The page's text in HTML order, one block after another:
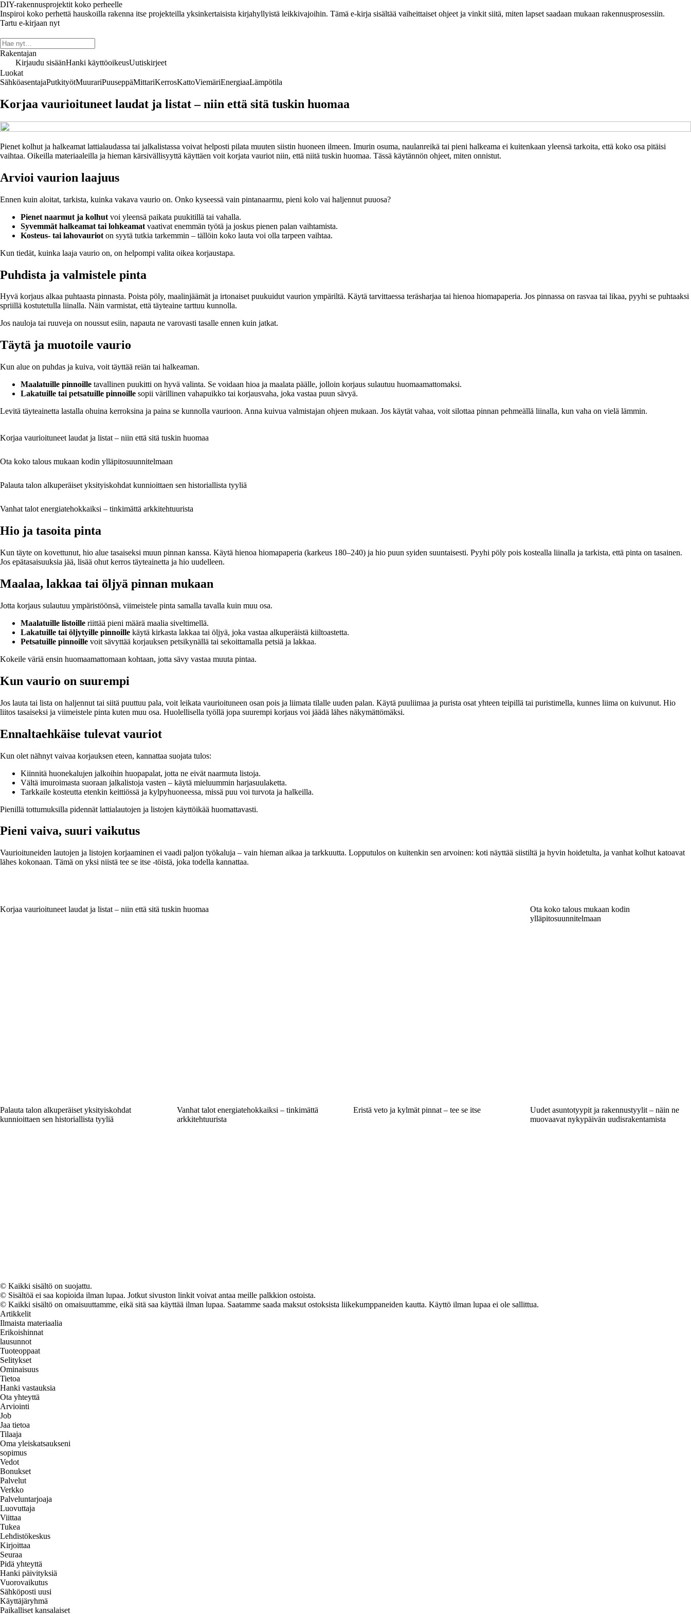
DIY-rakennusprojektit koko perheelle
Inspiroi koko perhettä hauskoilla rakenna itse projekteilla yksinkertaisista kirjahyllyistä leikkivajoihin. Tämä e-kirja sisältää vaiheittaiset ohjeet ja vinkit siitä, miten lapset saadaan mukaan rakennusprosessiin.
Tartu e-kirjaan nyt
Rakentajan
Kirjaudu sisäänHanki käyttöoikeusUutiskirjeet
Luokat
SähköasentajaPutkityötMuurariPuuseppäMittariKerrosKattoViemäriEnergiaaLämpötila
Korjaa vaurioituneet laudat ja listat – niin että sitä tuskin huomaa
Pienet kolhut ja halkeamat lattialaudassa tai jalkalistassa voivat helposti pilata muuten siistin huoneen ilmeen. Imurin osuma, naulanreikä tai pieni halkeama ei kuitenkaan yleensä tarkoita, että koko osa pitäisi
vaihtaa. Oikeilla materiaaleilla ja hieman kärsivällisyyttä käyttäen voit korjata vauriot niin, että niitä tuskin huomaa. Tässä käytännön ohjeet, miten onnistut.
Arvioi vaurion laajuus
Ennen kuin aloitat, tarkista, kuinka vakava vaurio on. Onko kyseessä vain pintanaarmu, pieni kolo vai haljennut puuosa?
Pienet naarmut ja kolhut voi yleensä paikata puukitillä tai vahalla.
Syvemmät halkeamat tai lohkeamat vaativat enemmän työtä ja joskus pienen palan vaihtamista.
Kosteus- tai lahovauriot on syytä tutkia tarkemmin – tällöin koko lauta voi olla tarpeen vaihtaa.
Kun tiedät, kuinka laaja vaurio on, on helpompi valita oikea korjaustapa.
Puhdista ja valmistele pinta
Hyvä korjaus alkaa puhtaasta pinnasta. Poista pöly, maalinjäämät ja irtonaiset puukuidut vaurion ympäriltä. Käytä tarvittaessa teräsharjaa tai hienoa hiomapaperia. Jos pinnassa on rasvaa tai likaa, pyyhi se puhtaaksi
spriillä kostutetulla liinalla. Näin varmistat, että täyteaine tarttuu kunnolla.
Jos nauloja tai ruuveja on noussut esiin, napauta ne varovasti tasalle ennen kuin jatkat.
Täytä ja muotoile vaurio
Kun alue on puhdas ja kuiva, voit täyttää reiän tai halkeaman.
Maalatuille pinnoille tavallinen puukitti on hyvä valinta. Se voidaan hioa ja maalata päälle, jolloin korjaus sulautuu huomaamattomaksi.
Lakatuille tai petsatuille pinnoille sopii värillinen vahapuikko tai korjausvaha, joka vastaa puun sävyä.
Levitä täyteainetta lastalla ohuina kerroksina ja paina se kunnolla vaurioon. Anna kuivua valmistajan ohjeen mukaan. Jos käytät vahaa, voit silottaa pinnan pehmeällä liinalla, kun vaha on vielä lämmin.
Korjaa vaurioituneet laudat ja listat – niin että sitä tuskin huomaa
Ota koko talous mukaan kodin ylläpitosuunnitelmaan
Palauta talon alkuperäiset yksityiskohdat kunnioittaen sen historiallista tyyliä
Vanhat talot energiatehokkaiksi – tinkimättä arkkitehtuurista
Hio ja tasoita pinta
Kun täyte on kovettunut, hio alue tasaiseksi muun pinnan kanssa. Käytä hienoa hiomapaperia (karkeus 180–240) ja hio puun syiden suuntaisesti. Pyyhi pöly pois kostealla liinalla ja tarkista, että pinta on tasainen.
Jos epätasaisuuksia jää, lisää ohut kerros täyteainetta ja hio uudelleen.
Maalaa, lakkaa tai öljyä pinnan mukaan
Jotta korjaus sulautuu ympäristöönsä, viimeistele pinta samalla tavalla kuin muu osa.
Maalatuille listoille riittää pieni määrä maalia siveltimellä.
Lakatuille tai öljytyille pinnoille käytä kirkasta lakkaa tai öljyä, joka vastaa alkuperäistä kiiltoastetta.
Petsatuille pinnoille voit sävyttää korjauksen petsikynällä tai sekoittamalla petsiä ja lakkaa.
Kokeile väriä ensin huomaamattomaan kohtaan, jotta sävy vastaa muuta pintaa.
Kun vaurio on suurempi
Jos lauta tai lista on haljennut tai siitä puuttuu pala, voit leikata vaurioituneen osan pois ja liimata tilalle uuden palan. Käytä puuliimaa ja purista osat yhteen teipillä tai puristimella, kunnes liima on kuivunut. Hio
liitos tasaiseksi ja viimeistele pinta kuten muu osa. Huolellisella työllä jopa suurempi korjaus voi jäädä lähes näkymättömäksi.
Ennaltaehkäise tulevat vauriot
Kun olet nähnyt vaivaa korjauksen eteen, kannattaa suojata tulos:
Kiinnitä huonekalujen jalkoihin huopapalat, jotta ne eivät naarmuta listoja.
Vältä imuroimasta suoraan jalkalistoja vasten – käytä mieluummin harjasuulaketta.
Tarkkaile kosteutta etenkin keittiössä ja kylpyhuoneessa, missä puu voi turvota ja halkeilla.
Pienillä tottumuksilla pidennät lattialautojen ja listojen käyttöikää huomattavasti.
Pieni vaiva, suuri vaikutus
Vaurioituneiden lautojen ja listojen korjaaminen ei vaadi paljon työkaluja – vain hieman aikaa ja tarkkuutta. Lopputulos on kuitenkin sen arvoinen: koti näyttää siistiltä ja hyvin hoidetulta, ja vanhat kolhut katoavat
lähes kokonaan. Tämä on yksi niistä tee se itse -töistä, joka todella kannattaa.
Korjaa vaurioituneet laudat ja listat – niin että sitä tuskin huomaa
Ota koko talous mukaan kodin
ylläpitosuunnitelmaan
Palauta talon alkuperäiset yksityiskohdat
kunnioittaen sen historiallista tyyliä
Vanhat talot energiatehokkaiksi – tinkimättä
arkkitehtuurista
Eristä veto ja kylmät pinnat – tee se itse
Uudet asuntotyypit ja rakennustyylit – näin ne
muovaavat nykypäivän uudisrakentamista
© Kaikki sisältö on suojattu.
© Sisältöä ei saa kopioida ilman lupaa. Jotkut sivuston linkit voivat antaa meille palkkion ostoista.
© Kaikki sisältö on omaisuuttamme, eikä sitä saa käyttää ilman lupaa. Saatamme saada maksut ostoksista liikekumppaneiden kautta. Käyttö ilman lupaa ei ole sallittua.
Artikkelit
Ilmaista materiaalia
Erikoishinnat
lausunnot
Tuoteoppaat
Selitykset
Ominaisuus
Tietoa
Hanki vastauksia
Ota yhteyttä
Arviointi
Job
Jaa tietoa
Tilaaja
Oma yleiskatsaukseni
sopimus
Vedot
Bonukset
Palvelut
Verkko
Palveluntarjoaja
Luovuttaja
Viittaa
Tukea
Lehdistökeskus
Kirjoittaa
Seuraa
Pidä yhteyttä
Hanki päivityksiä
Vuorovaikutus
Sähköposti uusi
Käyttäjäryhmä
Paikalliset kansalaiset